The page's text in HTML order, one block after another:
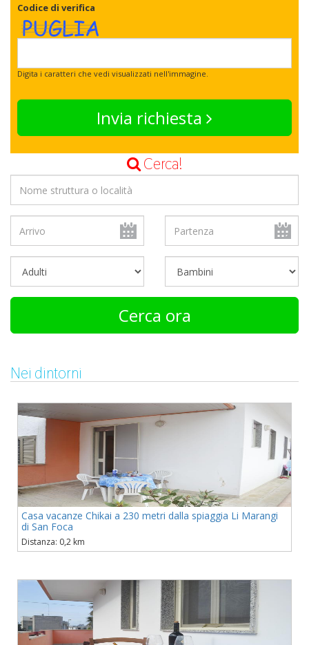
Codice di verifica
Digita i caratteri che vedi visualizzati nell'immagine.
Invia richiesta
Cerca!
Cerca ora
Nei dintorni
Casa vacanze Chikai a 230 metri dalla spiaggia Li Marangi
di San Foca
Distanza: 0,2 km